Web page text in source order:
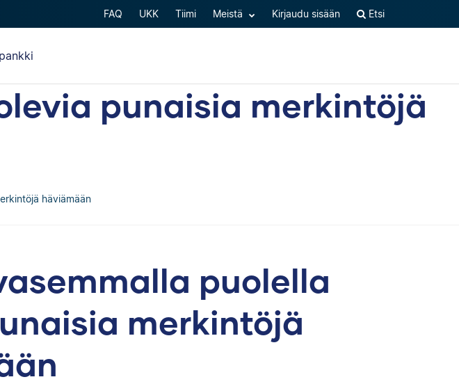
FAQ UKK Tiimi Meistä Kirjaudu sisään Etsi
punaisia merkintöjä
häviämään
puolella
merkintöjä